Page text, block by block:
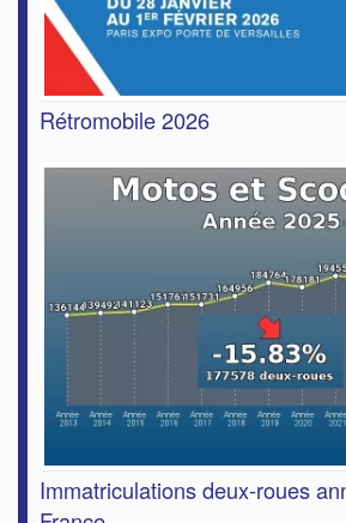
Rétromobile 2026
Immatriculations deux-roues